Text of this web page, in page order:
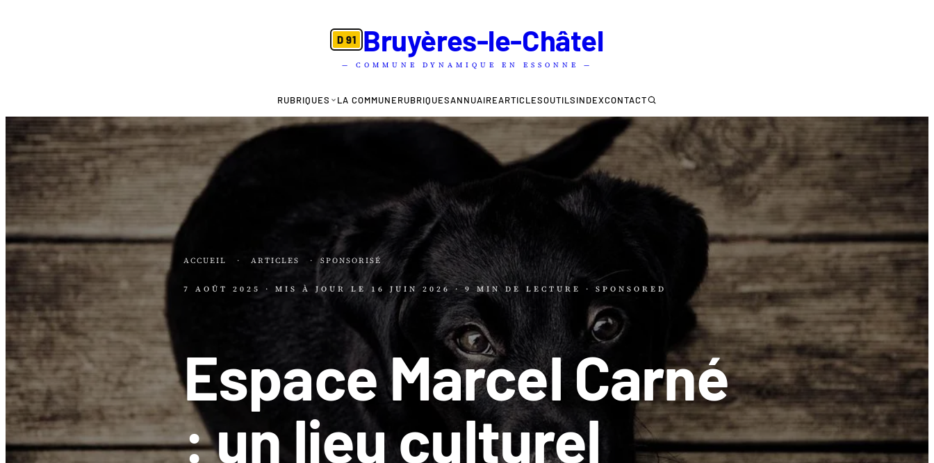
D 91 Bruyères-le-Châtel
— COMMUNE DYNAMIQUE EN ESSONNE —
RUBRIQUES LA COMMUNERUBRIQUESANNUAIREARTICLESOUTILSINDEXCONTACT
ACCUEIL · ARTICLES · SPONSORISÉ
7 AOÛT 2025 · MIS À JOUR LE 16 JUIN 2026 · 9 MIN DE LECTURE · SPONSORED
Espace Marcel Carné
: un lieu culturel